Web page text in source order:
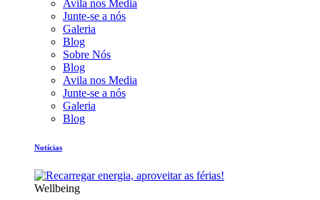
Avila nos Media
Junte-se a nós
Galeria
Blog
Sobre Nós
Blog
Avila nos Media
Junte-se a nós
Galeria
Blog
Notícias
Wellbeing